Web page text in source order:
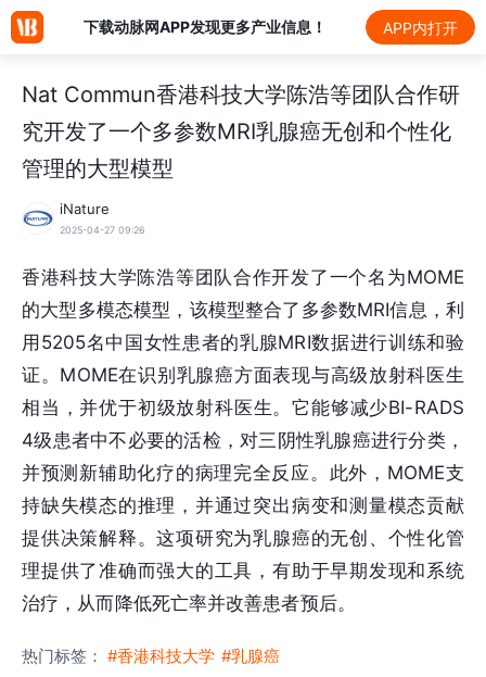
下载动脉网APP发现更多产业信息！ APP内打开
Nat Commun香港科技大学陈浩等团队合作研
究开发了一个多参数MRI乳腺癌无创和个性化
管理的大型模型
iNature
2025-04-27 09:26
香港科技大学陈浩等团队合作开发了一个名为MOME
的大型多模态模型，该模型整合了多参数MRI信息，利
用5205名中国女性患者的乳腺MRI数据进行训练和验
证。MOME在识别乳腺癌方面表现与高级放射科医生
相当，并优于初级放射科医生。它能够减少BI-RADS
4级患者中不必要的活检，对三阴性乳腺癌进行分类，
并预测新辅助化疗的病理完全反应。此外，MOME支
持缺失模态的推理，并通过突出病变和测量模态贡献
提供决策解释。这项研究为乳腺癌的无创、个性化管
理提供了准确而强大的工具，有助于早期发现和系统
治疗，从而降低死亡率并改善患者预后。
热门标签： #香港科技大学 #乳腺癌